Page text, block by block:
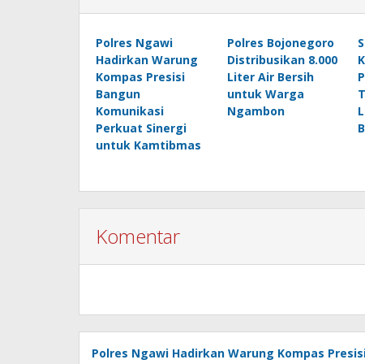
Polres Ngawi
Hadirkan Warung
Kompas Presisi
Bangun
Komunikasi
Perkuat Sinergi
untuk Kamtibmas
Polres Bojonegoro
Distribusikan 8.000
Liter Air Bersih
untuk Warga
Ngambon
Komentar
Polres Ngawi Hadirkan Warung Kompas